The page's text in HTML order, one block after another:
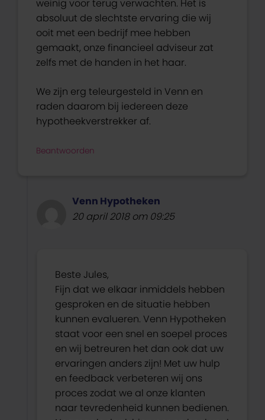
weinig voor terug verwachten. Het is
absoluut de slechtste ervaring die wij
ooit met een bedrijf mee hebben
gemaakt, onze financieel adviseur zat
zelfs met de handen in het haar.
We zijn erg teleurgesteld in Venn en
raden daarom bij iedereen deze
hypotheekverstrekker af.
Beantwoorden
Venn Hypotheken
20 april 2018 om 09:25
Beste Jules,
Fijn dat we elkaar inmiddels hebben
gesproken en de situatie hebben
kunnen evalueren. Venn Hypotheken
staat voor een snel en soepel proces
en wij betreuren het dan ook dat uw
ervaringen anders zijn! Met uw hulp
en feedback verbeteren wij ons
proces zodat we al onze klanten
naar tevredenheid kunnen bedienen.